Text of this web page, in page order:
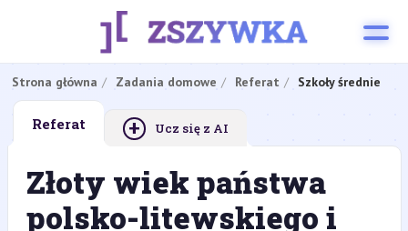
Strona główna Zadania domowe Referat Szkoły średnie
Referat + Ucz się z AI
Złoty wiek państwa
polsko-litewskiego i